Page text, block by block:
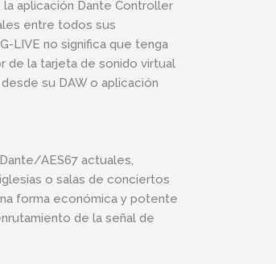
aplicación Dante Controller
entre todos sus
LIVE no significa que tenga
de la tarjeta de sonido virtual
su DAW o aplicación
AES67 actuales,
o salas de conciertos
forma económica y potente
de la señal de